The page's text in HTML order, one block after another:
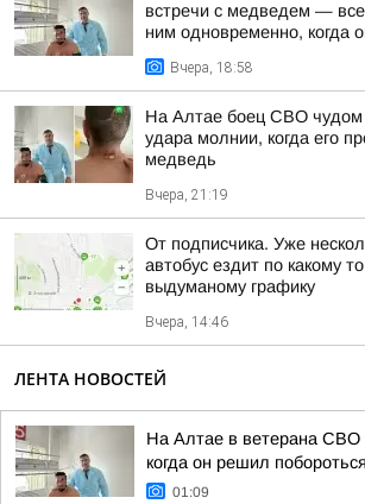
встречи с медведем — все
ним одновременно, когда
Вчера, 18:58
На Алтае боец СВО
удара молнии, когда его
медведь
Вчера, 21:19
От подписчика. Уже
автобус ездит по какому
выдуманому графику
Вчера, 14:46
ЛЕНТА НОВОСТЕЙ
На Алтае в ветерана СВО
когда он решил
01:09